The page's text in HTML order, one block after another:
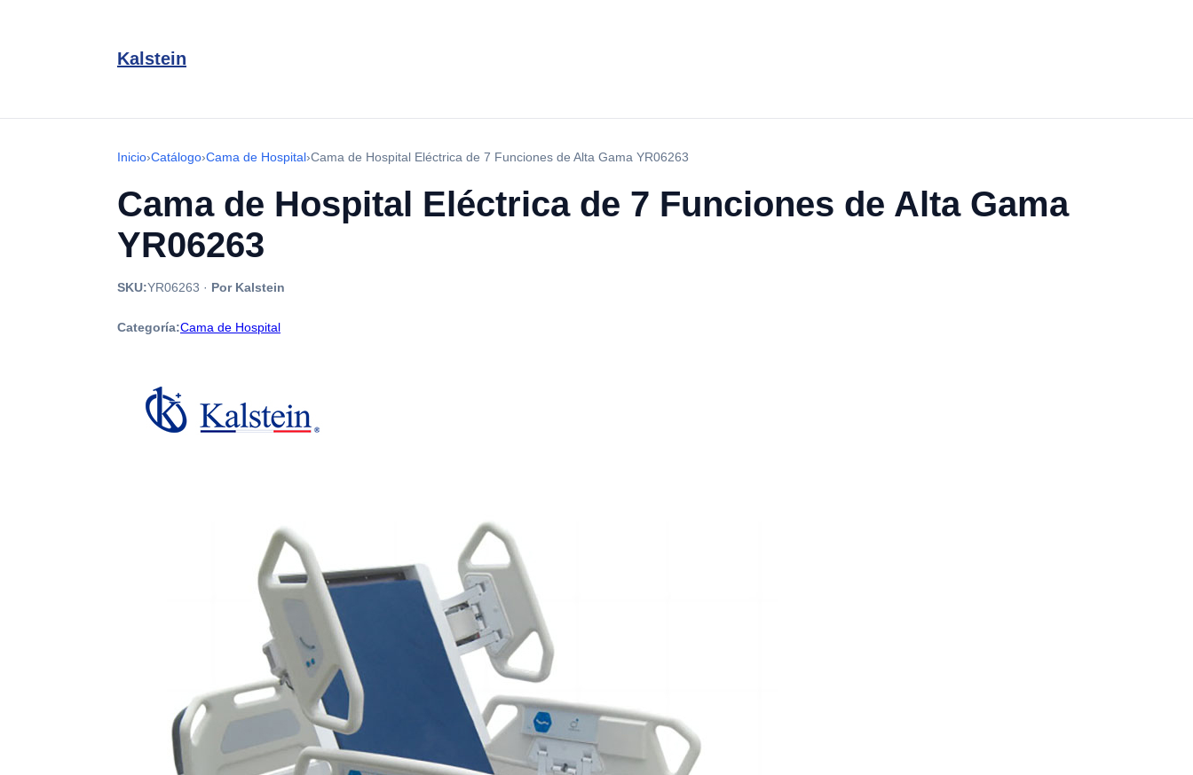
Kalstein
Inicio›Catálogo›Cama de Hospital›Cama de Hospital Eléctrica de 7 Funciones de Alta Gama YR06263
Cama de Hospital Eléctrica de 7 Funciones de Alta Gama
YR06263
SKU:YR06263 · Por Kalstein
Categoría:Cama de Hospital